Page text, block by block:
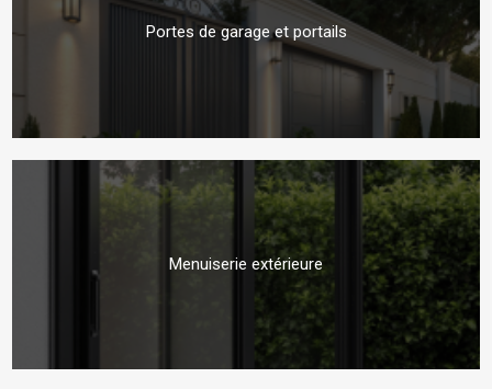
Portes de garage et portails
Menuiserie extérieure